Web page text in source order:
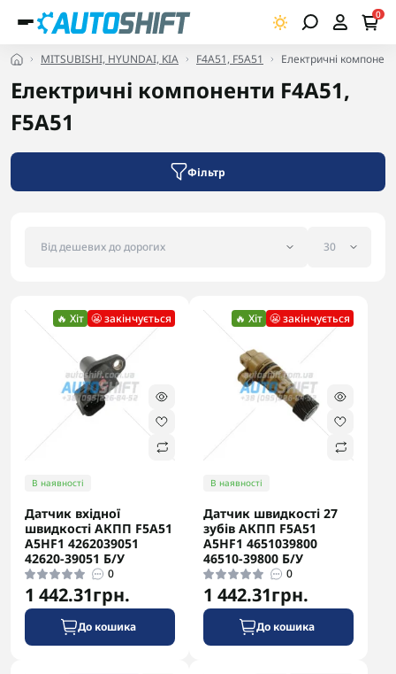
0
MITSUBISHI, HYUNDAI, KIA F4A51, F5A51 Електричні
Електричні компоненти F4A51,
F5A51
Фільтр
🔥 Хіт 😬 закінчується
В наявності
Датчик вхідної
швидкості АКПП F5A51
A5HF1 4262039051
42620-39051 Б/У
0
1 442.31грн.
До кошика
🔥 Хіт 😬 закінчується
В наявності
Датчик швидкості 27
зубів АКПП F5A51
A5HF1 4651039800
46510-39800 Б/У
0
1 442.31грн.
До кошика